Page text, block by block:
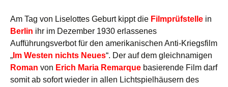
Am Tag von Liselottes Geburt kippt die Filmprüfstelle in
Berlin ihr im Dezember 1930 erlassenes
Aufführungsverbot für den amerikanischen Anti-Kriegsfilm
„ Im Westen nichts Neues“. Der auf dem gleichnamigen
Roman von Erich Maria Remarque basierende Film darf
somit ab sofort wieder in allen Lichtspielhäusern des